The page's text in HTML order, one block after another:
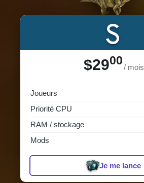
S
$2900
/ mois
Joueurs
Priorité CPU
RAM / stockage
Mods
Je me lance